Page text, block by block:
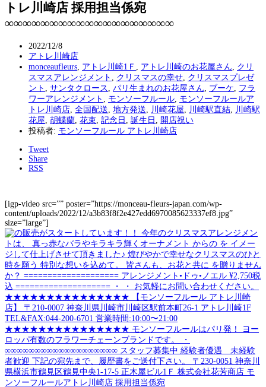
トレ川崎店 採用担当係宛
∞∞∞∞∞∞∞∞∞∞∞∞∞∞∞∞∞∞∞
2022/12/8
アトレ川崎店
monceaufleurs アトレ川崎1Ｆ アトレ川崎のお花屋さん
クリ
スマスアレンジメント
クリスマスの幸せ クリスマスプレゼ
ント
サンタクロース パリ生まれのお花屋さん ブーケ
フラ
ワーアレンジメント
モンソーフルール モンソーフルールア
トレ川崎店 全国配送 地方発送 川崎花屋 川崎駅直結
川崎駅
花屋 胡蝶蘭 花束 記念日 誕生日
開店祝い
投稿者: モンソーフルール アトレ川崎店
Tweet
Share
RSS
[igp-video src=”” poster=”https://monceau-fleurs-japan.com/wp-
content/uploads/2022/12/a3b83f8f2e427edd6970085623337ef8.jpg”
size=”large”]